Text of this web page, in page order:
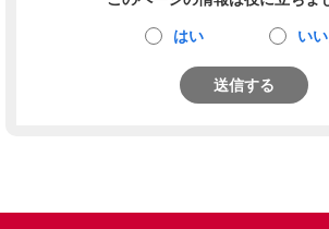
はい いい
送信する